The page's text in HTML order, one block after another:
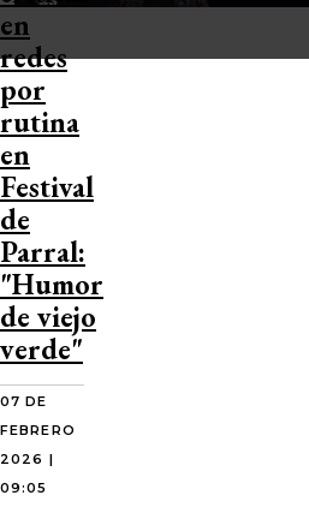
en
redes
por
rutina
en
Festival
de
Parral:
"Humor
de viejo
verde"
07 DE
FEBRERO
2026 |
09:05